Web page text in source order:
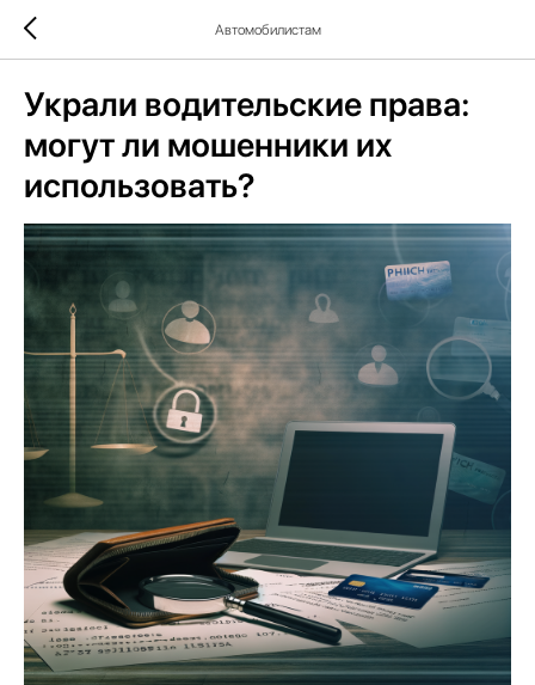
Автомобилистам
Украли водительские права:
могут ли мошенники их
использовать?